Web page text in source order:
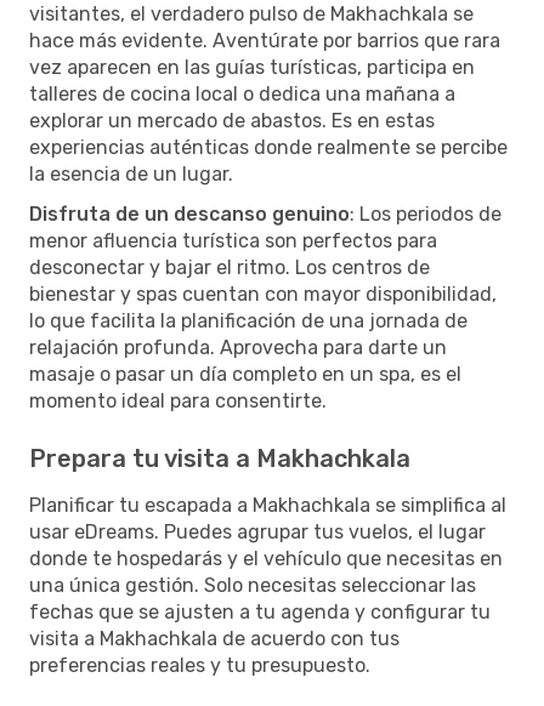
visitantes, el verdadero pulso de Makhachkala se
hace más evidente. Aventúrate por barrios que rara
vez aparecen en las guías turísticas, participa en
talleres de cocina local o dedica una mañana a
explorar un mercado de abastos. Es en estas
experiencias auténticas donde realmente se percibe
la esencia de un lugar.
Disfruta de un descanso genuino: Los periodos de
menor afluencia turística son perfectos para
desconectar y bajar el ritmo. Los centros de
bienestar y spas cuentan con mayor disponibilidad,
lo que facilita la planificación de una jornada de
relajación profunda. Aprovecha para darte un
masaje o pasar un día completo en un spa, es el
momento ideal para consentirte.
Prepara tu visita a Makhachkala
Planificar tu escapada a Makhachkala se simplifica al
usar eDreams. Puedes agrupar tus vuelos, el lugar
donde te hospedarás y el vehículo que necesitas en
una única gestión. Solo necesitas seleccionar las
fechas que se ajusten a tu agenda y configurar tu
visita a Makhachkala de acuerdo con tus
preferencias reales y tu presupuesto.